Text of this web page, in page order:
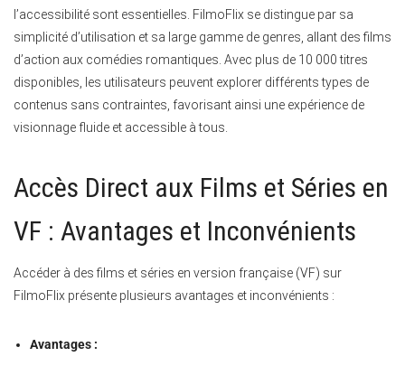
l’accessibilité sont essentielles. FilmoFlix se distingue par sa
simplicité d’utilisation et sa large gamme de genres, allant des films
d’action aux comédies romantiques. Avec plus de 10 000 titres
disponibles, les utilisateurs peuvent explorer différents types de
contenus sans contraintes, favorisant ainsi une expérience de
visionnage fluide et accessible à tous.
Accès Direct aux Films et Séries en
VF : Avantages et Inconvénients
Accéder à des films et séries en version française (VF) sur
FilmoFlix présente plusieurs avantages et inconvénients :
Avantages :